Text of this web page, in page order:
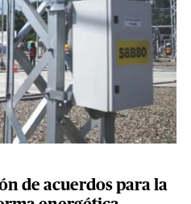
de acuerdos para la